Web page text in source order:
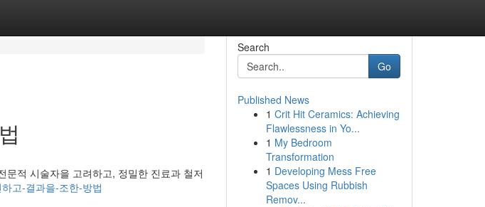
적 시술자을 고려하고, 정밀한 진료과 철저
고-결과을-조한-방법
Search
Go
Published News
1 Crit Hit Ceramics: Achieving
Flawlessness in Yo...
1 My Bedroom
Transformation
1 Developing Mess Free
Spaces Using Rubbish
Remov...